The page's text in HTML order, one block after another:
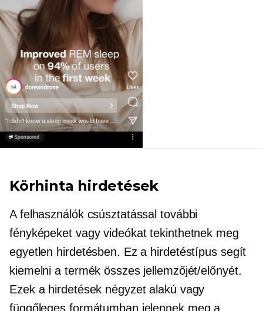
Körhinta hirdetések
A felhasználók csúsztatással további
fényképeket vagy videókat tekinthetnek meg
egyetlen hirdetésben. Ez a hirdetéstípus segít
kiemelni a termék összes jellemzőjét/előnyét.
Ezek a hirdetések négyzet alakú vagy
függőleges formátumban jelennek meg a